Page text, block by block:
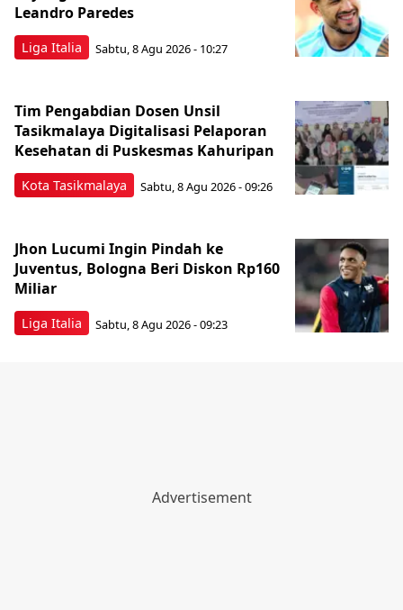
Liga Italia
Leandro Paredes
Sabtu, 8 Agu 2026 - 10:27
Kota Tasikmalaya
Tim Pengabdian Dosen Unsil
Tasikmalaya Digitalisasi Pelaporan
Kesehatan di Puskesmas Kahuripan
Sabtu, 8 Agu 2026 - 09:26
Liga Italia
Jhon Lucumi Ingin Pindah ke
Juventus, Bologna Beri Diskon Rp160
Miliar
Sabtu, 8 Agu 2026 - 09:23